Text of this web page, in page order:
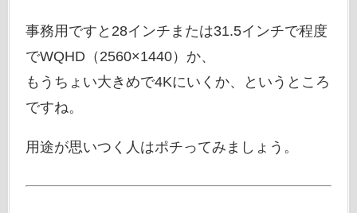
事務用ですと28インチまたは31.5インチで程度
でWQHD（2560×1440）か、
もうちょい大きめで4Kにいくか、というところ
ですね。
用途が思いつく人はポチってみましょう。